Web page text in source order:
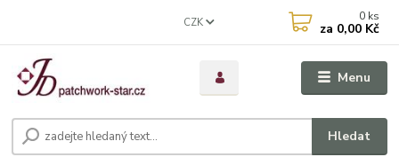
Menu
CZK
Hledat
0 ks
za 0,00 Kč